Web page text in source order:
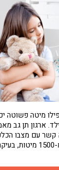
מיטה פשוטה
ארגון תן גב
קשר עם מצבו
האחרונות, תן גב סיפקה